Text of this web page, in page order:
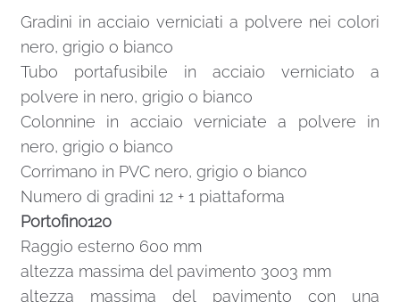
Gradini in acciaio verniciati a polvere nei colori
nero, grigio o bianco
Tubo portafusibile in acciaio verniciato a
polvere in nero, grigio o bianco
Colonnine in acciaio verniciate a polvere in
nero, grigio o bianco
Corrimano in PVC nero, grigio o bianco
Numero di gradini 12 + 1 piattaforma
Portofino120
Raggio esterno 600 mm
altezza massima del pavimento 3003 mm
altezza massima del pavimento con una